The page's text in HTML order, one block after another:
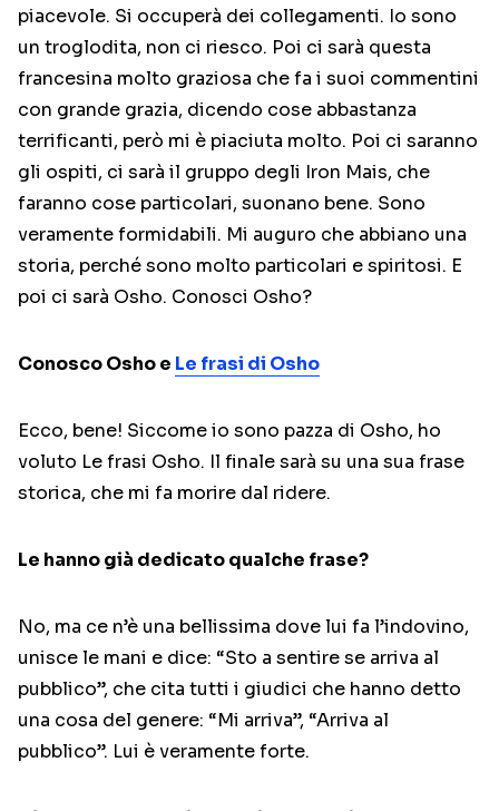
piacevole. Si occuperà dei collegamenti. Io sono
un troglodita, non ci riesco. Poi ci sarà questa
francesina molto graziosa che fa i suoi commentini
con grande grazia, dicendo cose abbastanza
terrificanti, però mi è piaciuta molto. Poi ci saranno
gli ospiti, ci sarà il gruppo degli Iron Mais, che
faranno cose particolari, suonano bene. Sono
veramente formidabili. Mi auguro che abbiano una
storia, perché sono molto particolari e spiritosi. E
poi ci sarà Osho. Conosci Osho?
Conosco Osho e Le frasi di Osho
Ecco, bene! Siccome io sono pazza di Osho, ho
voluto Le frasi Osho. Il finale sarà su una sua frase
storica, che mi fa morire dal ridere.
Le hanno già dedicato qualche frase?
No, ma ce n’è una bellissima dove lui fa l’indovino,
unisce le mani e dice: “Sto a sentire se arriva al
pubblico”, che cita tutti i giudici che hanno detto
una cosa del genere: “Mi arriva”, “Arriva al
pubblico”. Lui è veramente forte.